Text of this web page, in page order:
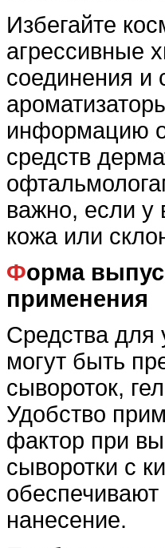
Избегайте
агрессивные
соединения и
информацию
средств
важно, если у
кожа или
Форма выпуска и способ
применения
Средства для
могут быть
сывороток,
Удобство
фактор при
сыворотки с
нанесение.